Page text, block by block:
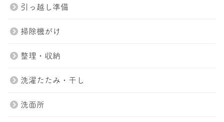
引っ越し準備
掃除機がけ
整理・収納
洗濯たたみ・干し
洗面所